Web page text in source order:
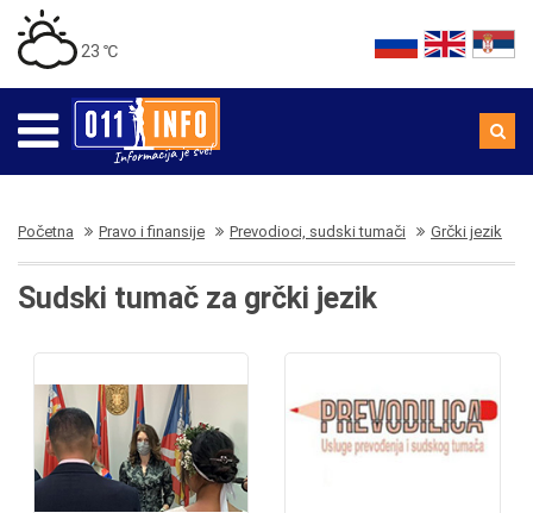
23 ℃
Početna Pravo i finansije Prevodioci, sudski tumači Grčki jezik
Sudski tumač za grčki jezik